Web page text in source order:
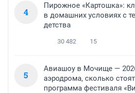
4
Пирожное «Картошка»:
в домашних условиях с
детства
30 482 15
5
Авиашоу в Мочище —
аэродрома, сколько
программа фестиваля